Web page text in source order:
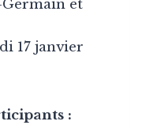
Germain et
17 janvier
: